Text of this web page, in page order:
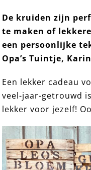
De kruiden zijn
te maken of
een persoonlijke
Opa’s Tuintje,
Een lekker cadeau
veel-jaar-getrouwd
lekker voor jezelf!